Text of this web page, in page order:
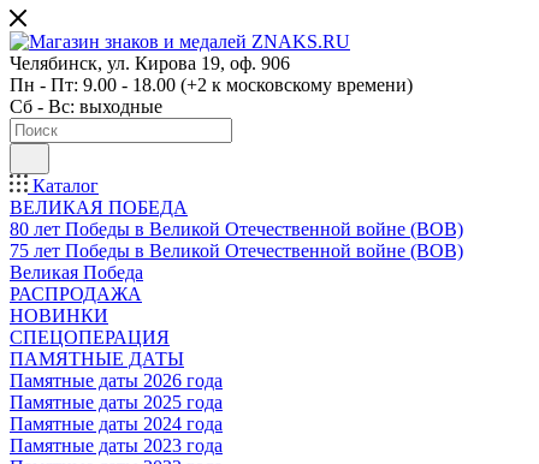
Челябинск, ул. Кирова 19, оф. 906
Пн - Пт: 9.00 - 18.00 (+2 к московскому времени)
Сб - Вс: выходные
Каталог
ВЕЛИКАЯ ПОБЕДА
80 лет Победы в Великой Отечественной войне (ВОВ)
75 лет Победы в Великой Отечественной войне (ВОВ)
Великая Победа
РАСПРОДАЖА
НОВИНКИ
СПЕЦОПЕРАЦИЯ
ПАМЯТНЫЕ ДАТЫ
Памятные даты 2026 года
Памятные даты 2025 года
Памятные даты 2024 года
Памятные даты 2023 года